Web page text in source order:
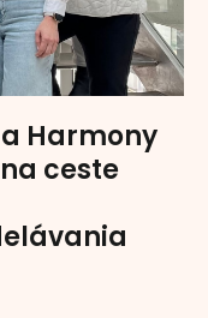
Harmony
ceste